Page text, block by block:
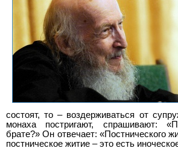
состоят, то – воздерживаться от
монаха постригают, спрашивают:
брате?» Он отвечает: «Постнического
постническое житие – это есть